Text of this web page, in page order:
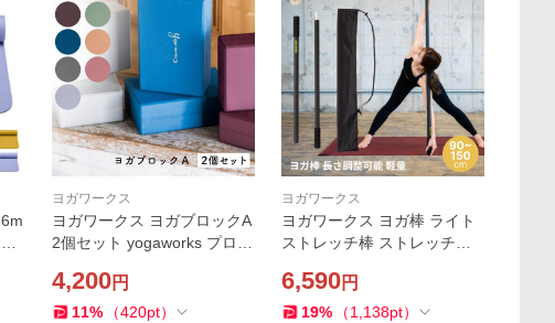
ヨガワークス
ヨガワークス ヨガブロックA
2個セット yogaworks プロッ
送料無料
4,200円
11% （420pt）
ヨガワークス
ヨガワークス ヨガ棒 ライト
ストレッチ棒 ストレッチグ
はがし yogaworks ピラティ
ス ストレッチ サポート
6,590円
19% （1,138pt）